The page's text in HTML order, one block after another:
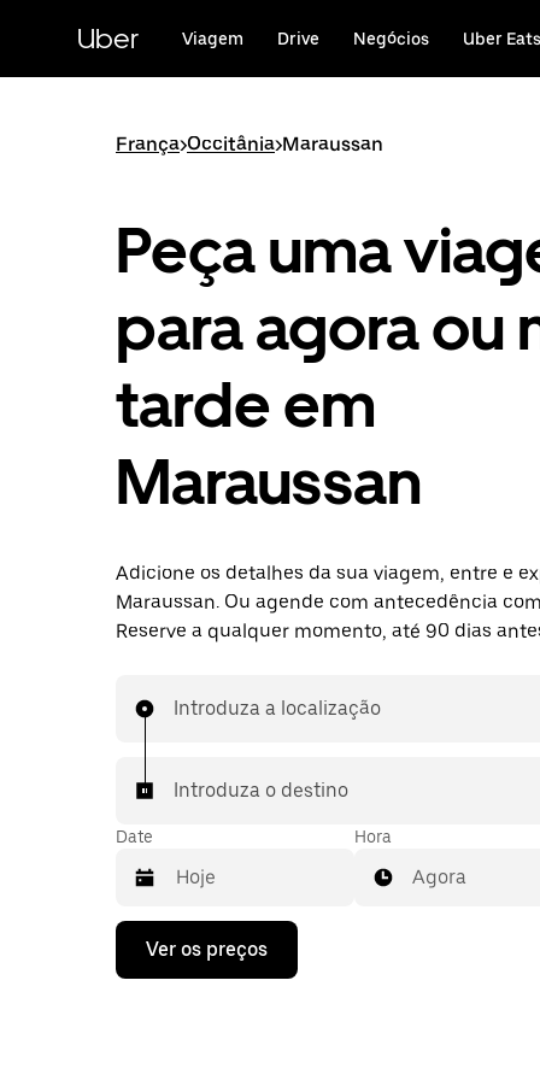
conteúdo
Uber Viagem Drive Negócios Uber Eats
França>Occitânia>Maraussan
Peça uma
para agora ou
tarde em
Maraussan
Adicione os detalhes da sua viagem, entre e
Maraussan. Ou agende com antecedência
Reserve a qualquer momento, até 90 dias
Introduza a localização
Introduza o destino
Date
Prima
tecla
Hora
Agora
Ver os preços